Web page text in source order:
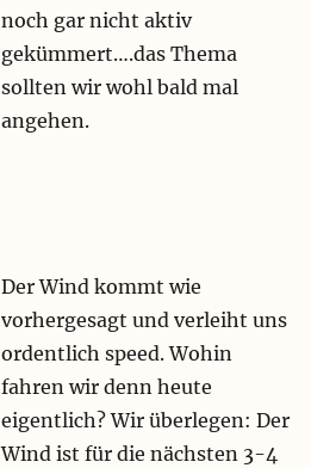
noch gar nicht aktiv
gekümmert….das Thema
sollten wir wohl bald mal
angehen.
Der Wind kommt wie
vorhergesagt und verleiht uns
ordentlich speed. Wohin
fahren wir denn heute
eigentlich? Wir überlegen: Der
Wind ist für die nächsten 3-4